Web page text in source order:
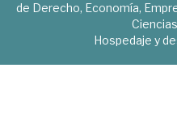
de Derecho, Economía,
Hospedaje y